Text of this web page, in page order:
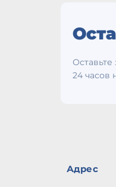
24 часов
Адрес